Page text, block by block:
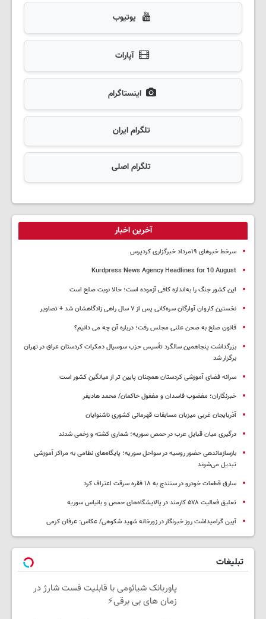
یوتیوب
آپارات
اینستاگرام
تلگرام ایران
تلگرام اصلی
آخرین اخبار
سرخط خبرهای ۱۹مرداد خبرگزاری کردپرس
Kurdpress News Agency Headlines for 10 August
این کشور جنگ را به‌اندازه کافی آزموده است؛ حالا نوبت صلح است
نخستین کاروان آوارگان سره‌کانی پس از ۷ سال راهی زادگاهشان شد + تصاویر
قانون صلح به صحن علنی مجلس رفت؛ درباره آن چه می دانیم؟
بزرگداشت پنجاهمین سالگرد تأسیس حزب سوسیال دمکرات کردستان عراق در تهران
برگزار شد
سرانه فضای آموزشی کردستان همچنان پایین تر از میانگین کشور است
خبرنگاران؛ مغضوب فاسدان و مغفول حاکمان/ محمد هادیفر
آذربایجان غربی میزبان مسابقات قهرمانی کشوری ناشنوایان
درگیری میان قبایل عرب در حمص سوریه؛ شماری کشته و زخمی شدند
بازسازماندهی حضور روسیه در سواحل سوریه؛ پایگاه‌های نظامی به مراکز آموزشی
تبدیل می‌شوند
سارق قطعات خودرو در سنندج به ۱۸ فقره سرقت اعتراف کرد
تعلیق فعالیت ۵۷۸ کارمند در پالایشگاه‌های حمص و بانیاس سوریه
آیین گرامیداشت روز خبرنگار در زورخانه شهید شکوهی/ عکاس: عرفان کرمی
تبلیغات
پاوربانک شیائومی با قابلیت فست شارژ در
زمان های بی برقی⚡